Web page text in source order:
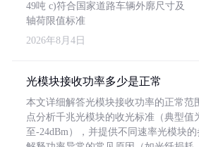
49吨 c)符合国家道路车辆外廓尺寸及
轴荷限值标准
2026年8月4日
光模块接收功率多少是正常
本文详细解答光模块接收功率的正常范
点分析千兆光模块的收光标准（典型值
至-24dBm），并提供不同速率光模块